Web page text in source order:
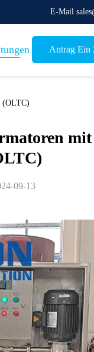
E-Mail
Antrag Ein
(OLTC)
mit
09-13